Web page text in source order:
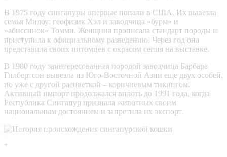
В 1975 году сингапуры впервые попали в США. Их вывезла
семья Мидоу: геофизик Хэл и заводчица «бурм» и
«абиссинок» Томми. Женщина прописала стандарт породы и
приступила к официальному разведению. Через год она
представила своих питомцев с окрасом сепия на выставке.
В 1980 году заинтересованная породой заводчица Барбара
Гилбертсон вывезла из Юго-Восточной Азии еще двух особей,
но уже с другой расцветкой – коричневым тикингом.
Активный импорт продолжался вплоть до 1991 года, когда
Республика Сингапур признала животных своим
национальным достоянием и запретила их экспорт.
“